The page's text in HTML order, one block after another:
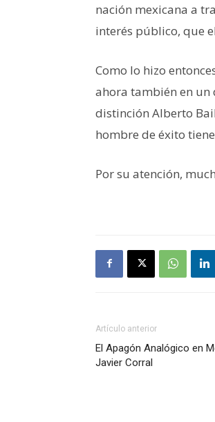
nación mexicana a
interés público, que
Como lo hizo
ahora también en un
distinción Alberto
hombre de éxito
Por su atención,
Artículo anterior
El Apagón Analógico en
Javier Corral